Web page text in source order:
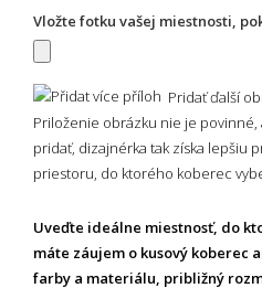
Vložte fotku vašej miestnosti,
Pridať ďalší
Priloženie obrázku nie je
pridať, dizajnérka tak získa lepšiu
priestoru, do ktorého koberec
Uveďte ideálne miestnosť, do
máte záujem o kusový koberec
farby a materiálu, približný